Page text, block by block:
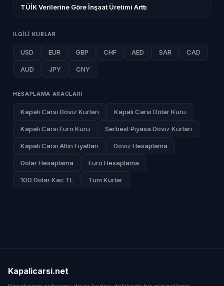
TÜİK Verilerine Göre İnşaat Üretimi Arttı
ILGILI KURLAR
USD EUR GBP CHF AED SAR CAD
AUD JPY CNY
HESAPLAMA ARACLARI
Kapali Carsi Doviz Kurlari Kapali Carsi Dolar Kuru
Kapali Carsi Euro Kuru Serbest Piyasa Doviz Kurlari
Kapali Carsi Altin Fiyatlari Doviz Hesaplama
Dolar Hesaplama Euro Hesaplama
100 Dolar Kac TL Tum Kurlar
Kapalicarsi.net